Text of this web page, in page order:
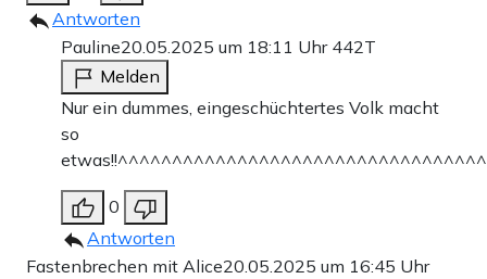
Antworten
Pauline20.05.2025 um 18:11 Uhr 442T
Melden
Nur ein dummes, eingeschüchtertes Volk macht
so
0
Antworten
Fastenbrechen mit Alice20.05.2025 um 16:45 Uhr